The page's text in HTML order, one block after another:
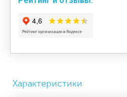
Характеристики